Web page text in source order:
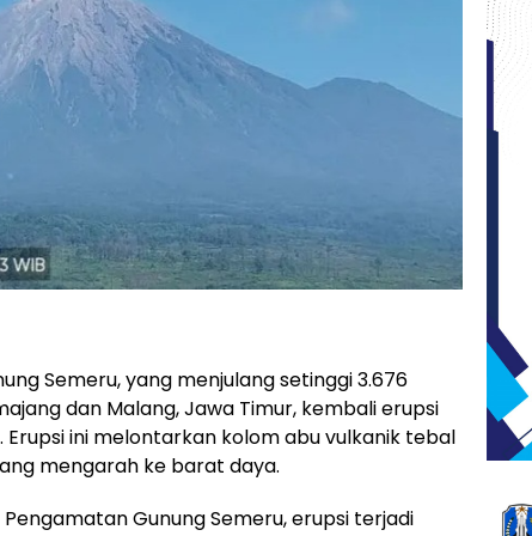
Semeru, yang menjulang setinggi 3.676
dan Malang, Jawa Timur, kembali erupsi
ini melontarkan kolom abu vulkanik tebal
mengarah ke barat daya.
Gunung Semeru, erupsi terjadi